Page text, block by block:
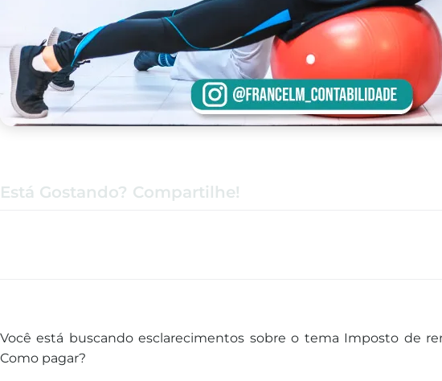
Está Gostando? Compartilhe!
Você está buscando esclarecimentos sobre o tema Imposto de
Como pagar?